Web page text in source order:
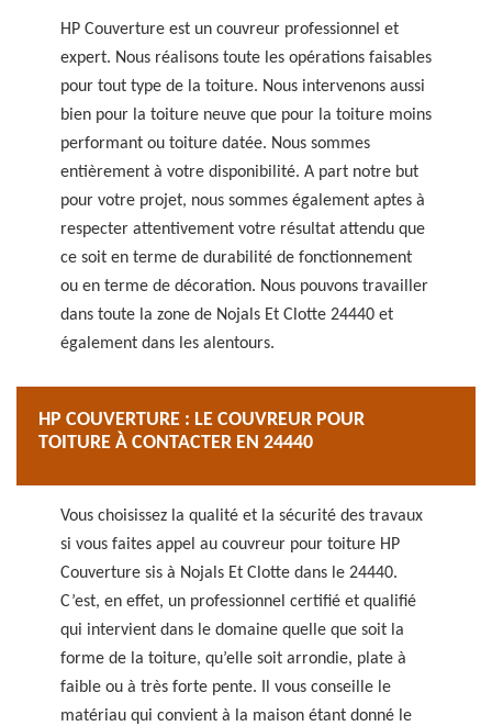
HP Couverture est un couvreur professionnel et
expert. Nous réalisons toute les opérations faisables
pour tout type de la toiture. Nous intervenons aussi
bien pour la toiture neuve que pour la toiture moins
performant ou toiture datée. Nous sommes
entièrement à votre disponibilité. A part notre but
pour votre projet, nous sommes également aptes à
respecter attentivement votre résultat attendu que
ce soit en terme de durabilité de fonctionnement
ou en terme de décoration. Nous pouvons travailler
dans toute la zone de Nojals Et Clotte 24440 et
également dans les alentours.
HP COUVERTURE : LE COUVREUR POUR
TOITURE À CONTACTER EN 24440
Vous choisissez la qualité et la sécurité des travaux
si vous faites appel au couvreur pour toiture HP
Couverture sis à Nojals Et Clotte dans le 24440.
C’est, en effet, un professionnel certifié et qualifié
qui intervient dans le domaine quelle que soit la
forme de la toiture, qu’elle soit arrondie, plate à
faible ou à très forte pente. Il vous conseille le
matériau qui convient à la maison étant donné le